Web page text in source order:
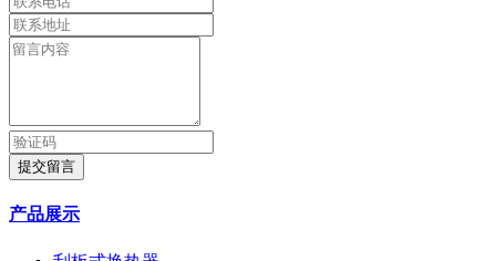
提交留言
产品展示